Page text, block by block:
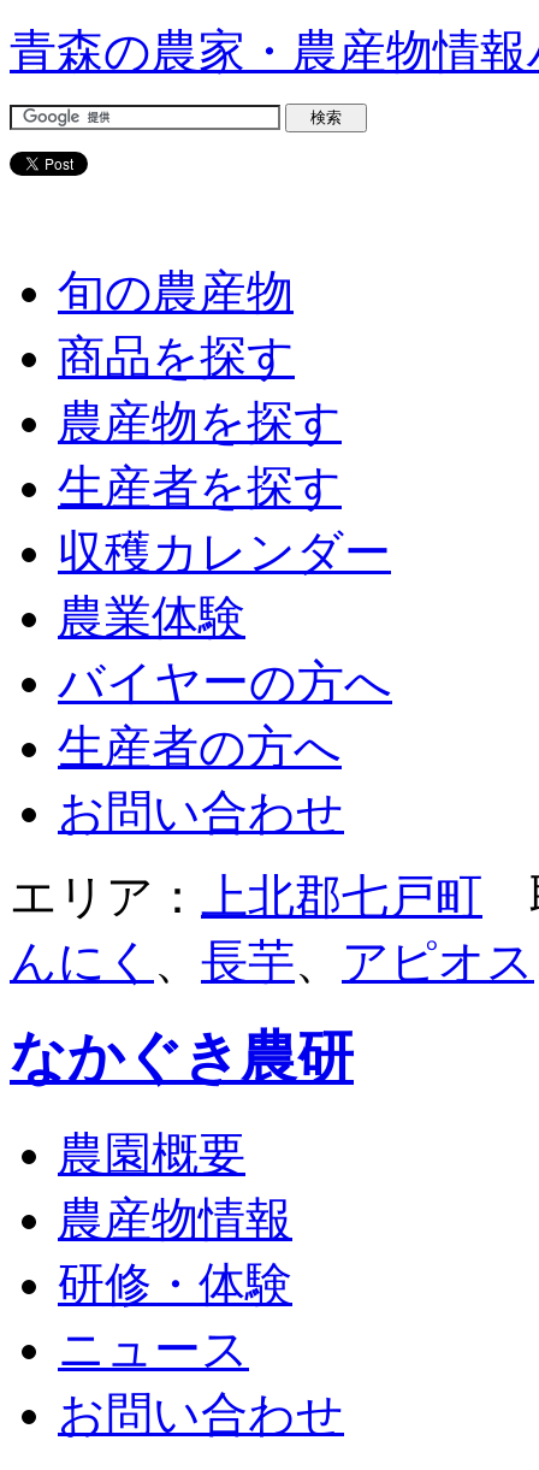
青森の農家・農産物情
旬の農産物
商品を探す
農産物を探す
生産者を探す
収穫カレンダー
農業体験
バイヤーの方へ
生産者の方へ
お問い合わせ
エリア：
上北郡七戸町
んにく 、 長芋、 アピオス
なかぐき農研
農園概要
農産物情報
研修・体験
ニュース
お問い合わせ